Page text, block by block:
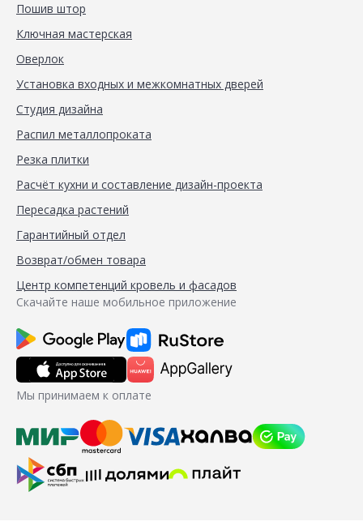
Пошив штор
Ключная мастерская
Оверлок
Установка входных и межкомнатных дверей
Студия дизайна
Распил металлопроката
Резка плитки
Расчёт кухни и составление дизайн-проекта
Пересадка растений
Гарантийный отдел
Возврат/обмен товара
Центр компетенций кровель и фасадов
Скачайте наше мобильное приложение
Мы принимаем к оплате